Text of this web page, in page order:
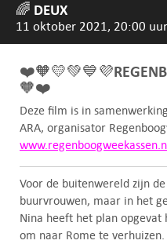
🌈 DEUX
11 oktober 2021, 20:00 uur
❤️🧡💛💚💙💜
🧡❤️
Deze film is in
ARA, organisator
Voor de buitenwereld zijn
buurvrouwen, maar in het
Nina heeft het plan
om naar Rome te